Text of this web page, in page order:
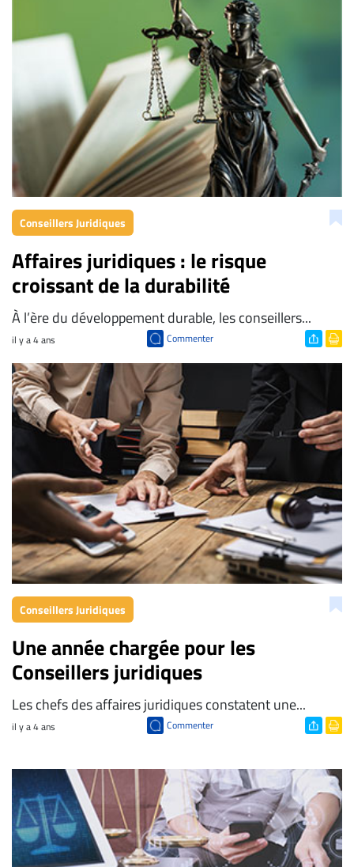
Infolettre
S’abonner
Politique de
confidentialité
Conseillers Juridiques
Affaires juridiques : le risque
croissant de la durabilité
À l’ère du développement durable, les conseillers...
il y a 4 ans Commenter
Conseillers Juridiques
Une année chargée pour les
Conseillers juridiques
Les chefs des affaires juridiques constatent une...
il y a 4 ans Commenter